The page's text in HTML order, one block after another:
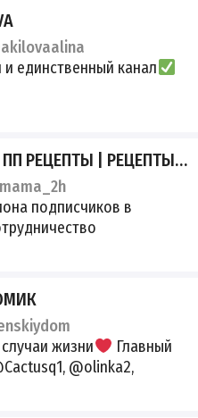
@uimanovakriss?
ВК
Инстаграмм
uymanov
единственный канал
alina_akilova/
Катя Регистрация
snet/67a1bf901df05b7
| РЕЦЕПТЫ | ПОЛЕЗНЫЕ СОВЕТЫ
подписчиков в
жизни
Главный
@olinka2,
@kristiina_tii,